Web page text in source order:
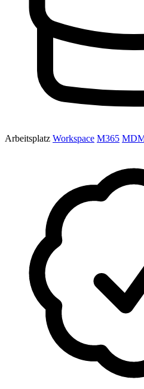
Arbeitsplatz Workspace M365